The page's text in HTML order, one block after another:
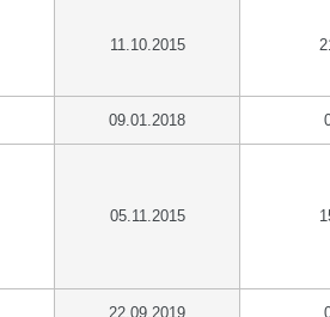
11.10.2015
09.01.2018
05.11.2015
22.09.2019